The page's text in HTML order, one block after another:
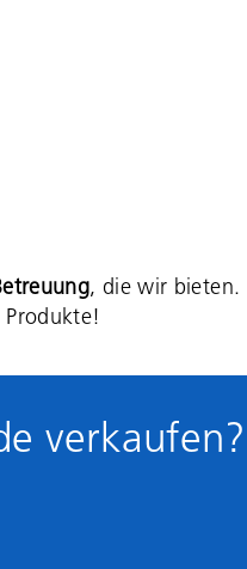
, die wir bieten.
Produkte!
verkaufen?